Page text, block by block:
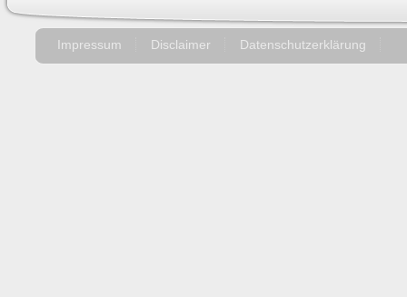
Impressum Disclaimer Datenschutzerklärung